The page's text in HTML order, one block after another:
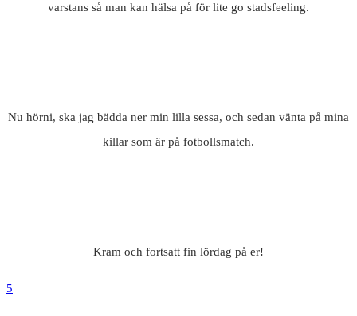
varstans så man kan hälsa på för lite go stadsfeeling.
Nu hörni, ska jag bädda ner min lilla sessa, och sedan vänta på mina
killar som är på fotbollsmatch.
Kram och fortsatt fin lördag på er!
5